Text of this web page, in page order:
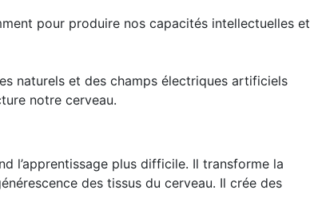
pour produire nos capacités intellectuelles et
naturels et des champs électriques artificiels
notre cerveau.
l’apprentissage plus difficile. Il transforme la
des tissus du cerveau. Il crée des